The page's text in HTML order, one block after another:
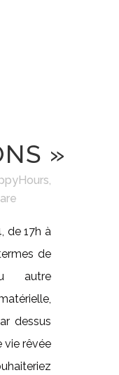
»
de 17h à
de
autre
dessus
vie rêvée